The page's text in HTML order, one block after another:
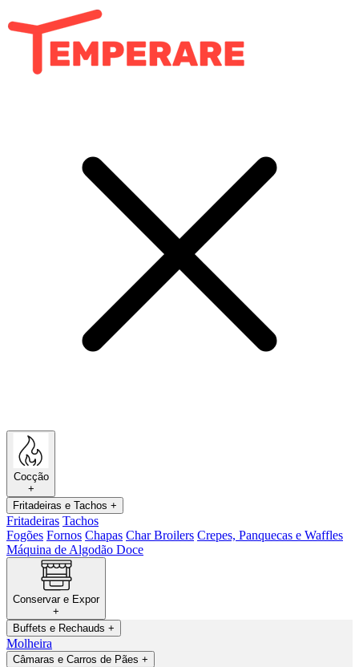
Cocção
+
Fritadeiras e Tachos +
Fritadeiras Tachos
Fogões Fornos Chapas Char Broilers Crepes, Panquecas e Waffles
Máquina de Algodão Doce
Conservar e Expor
+
Buffets e Rechauds +
Molheira
Câmaras e Carros de Pães +